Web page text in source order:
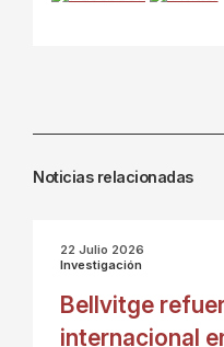
Noticias relacionadas
22 Julio 2026
Investigación
Bellvitge
internacional